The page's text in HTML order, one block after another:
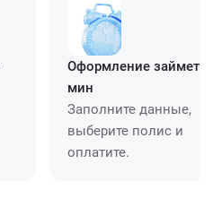
Оформление займет
мин
Заполните данные,
выберите полис и
оплатите.